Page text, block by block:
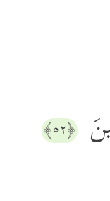
﴿٥٢﴾